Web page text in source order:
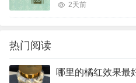
2天前
热门阅读
哪里的橘红效果最